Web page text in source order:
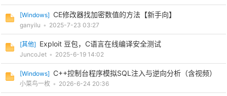
[Windows] CE修改器找加密数值的方法【新手向】
ganyilu • 2025-7-23 03:27
[其他] Exploit 豆包，C语言在线编译安全测试
JuncoJet • 2025-6-19 14:02
[Windows] C++控制台程序模拟SQL注入与逆向分析（含视频）
小菜鸟一枚 • 2026-6-24 20:36